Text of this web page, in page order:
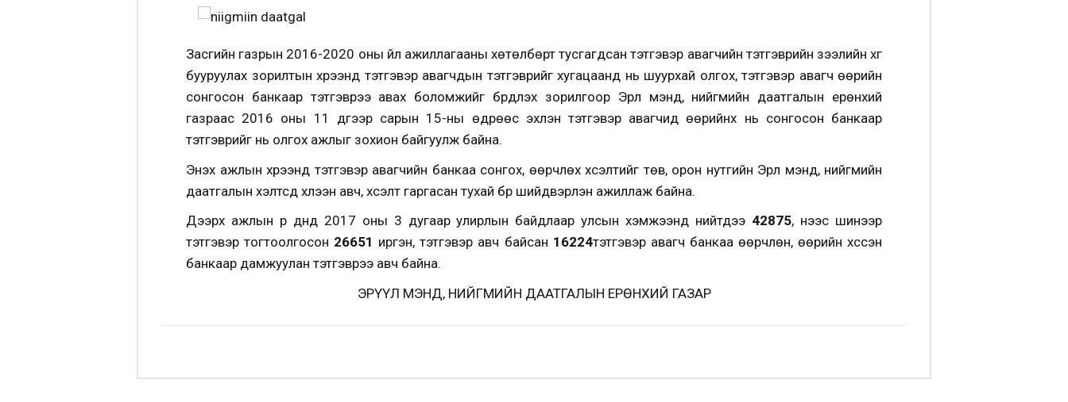
Засгийн газрын 2016-2020 оны үйл ажиллагааны хөтөлбөрт тусгагдсан тэтгэвэр авагчийн тэтгэврийн зээлийн хүүг
бууруулах зорилтын хүрээнд тэтгэвэр авагчдын тэтгэврийг хугацаанд нь шуурхай олгох, тэтгэвэр авагч өөрийн
сонгосон банкаар тэтгэврээ авах боломжийг бүрдүүлэх зорилгоор Эрүүл мэнд, нийгмийн даатгалын ерөнхий
газраас 2016 оны 11 дүгээр сарын 15-ны өдрөөс эхлэн тэтгэвэр авагчид өөрийнх нь сонгосон банкаар
тэтгэврийг нь олгох ажлыг зохион байгуулж байна.
Энэхүү ажлын хүрээнд тэтгэвэр авагчийн банкаа сонгох, өөрчлөх хүсэлтийг төв, орон нутгийн Эрүүл мэнд, нийгмийн
даатгалын хэлтсүүд хүлээн авч, хүсэлт гаргасан тухай бүр шийдвэрлэн ажиллаж байна.
Дээрх ажлын үр дүнд 2017 оны 3 дугаар улирлын байдлаар улсын хэмжээнд нийтдээ 42875, үүнээс шинээр
тэтгэвэр тогтоолгосон 26651 иргэн, тэтгэвэр авч байсан 16224тэтгэвэр авагч банкаа өөрчлөн, өөрийн хүссэн
банкаар дамжуулан тэтгэврээ авч байна.
ЭРҮҮЛ МЭНД, НИЙГМИЙН ДААТГАЛЫН ЕРӨНХИЙ ГАЗАР